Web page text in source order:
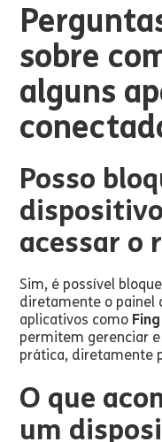
sobre
alguns
Posso
acessar o
Sim, é possível
diretamente o painel
aplicativos como Fing
permitem gerenciar
prática, diretamente
O que
um